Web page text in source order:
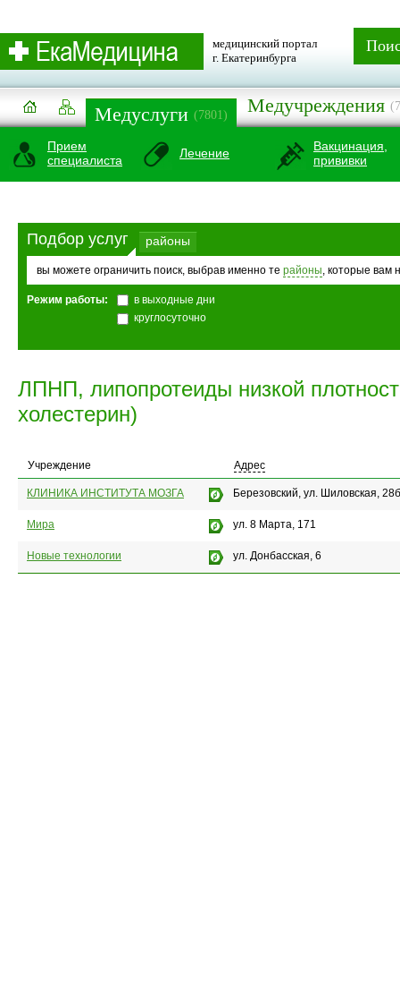
медицинский портал
г. Екатеринбурга
Медуслуги (7801) Медучреждения
Прием
специалиста
Лечение
Вакцинация,
прививки
Подбор услуг районы
вы можете ограничить поиск, выбрав именно те районы, которые вам
Режим работы:
в выходные дни
круглосуточно
ЛПНП, липопротеиды низкой
холестерин)
Учреждение Адрес
КЛИНИКА ИНСТИТУТА МОЗГА Березовский, ул. Шиловская, 28б
Мира ул. 8 Марта, 171
Новые технологии ул. Донбасская, 6